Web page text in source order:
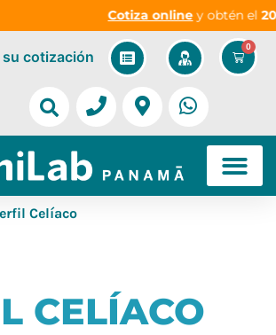
Cotiza onliney obtén el
0
su cotización
Celíaco
CELÍACO